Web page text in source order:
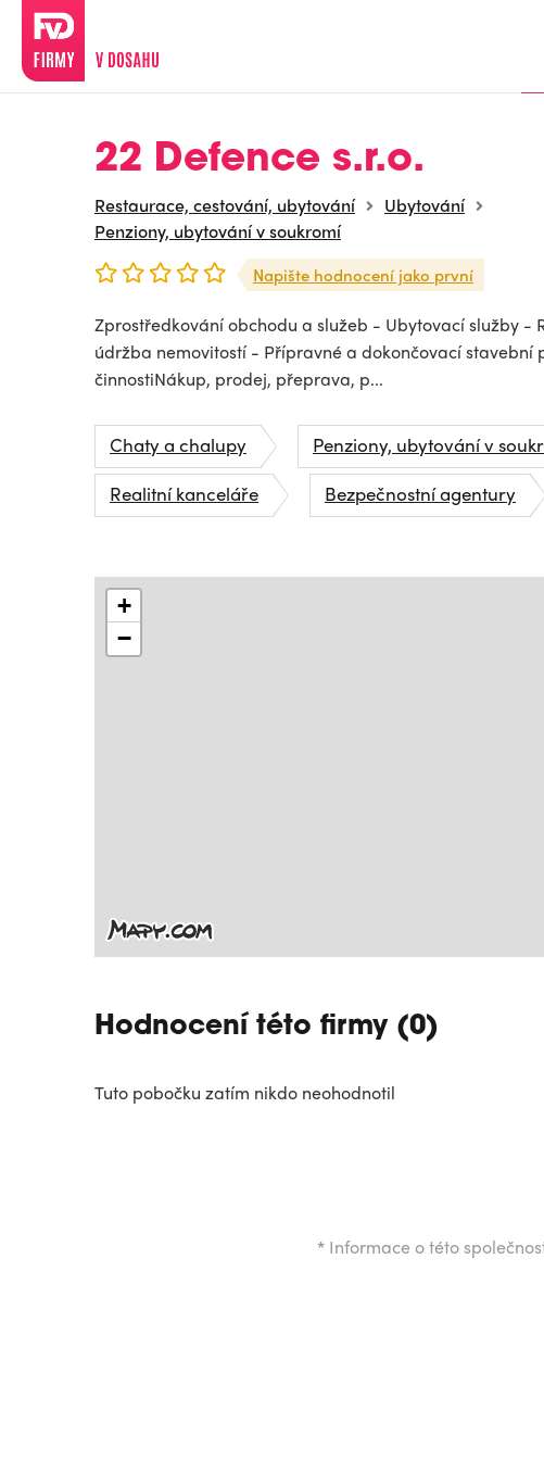
22 Defence s.r.o.
Restaurace, cestování, ubytování
Ubytování
Penziony, ubytování v soukromí
Napište hodnocení jako první
Zprostředkování obchodu a služeb - Ubytovací služby -
údržba nemovitostí - Přípravné a dokončovací stavební
činnostiNákup, prodej, přeprava, p...
Chaty a chalupy
Penziony, ubytování v
Realitní kanceláře
Bezpečnostní agentury
+
−
Hodnocení této firmy (0)
Tuto pobočku zatím nikdo neohodnotil
* Informace o této